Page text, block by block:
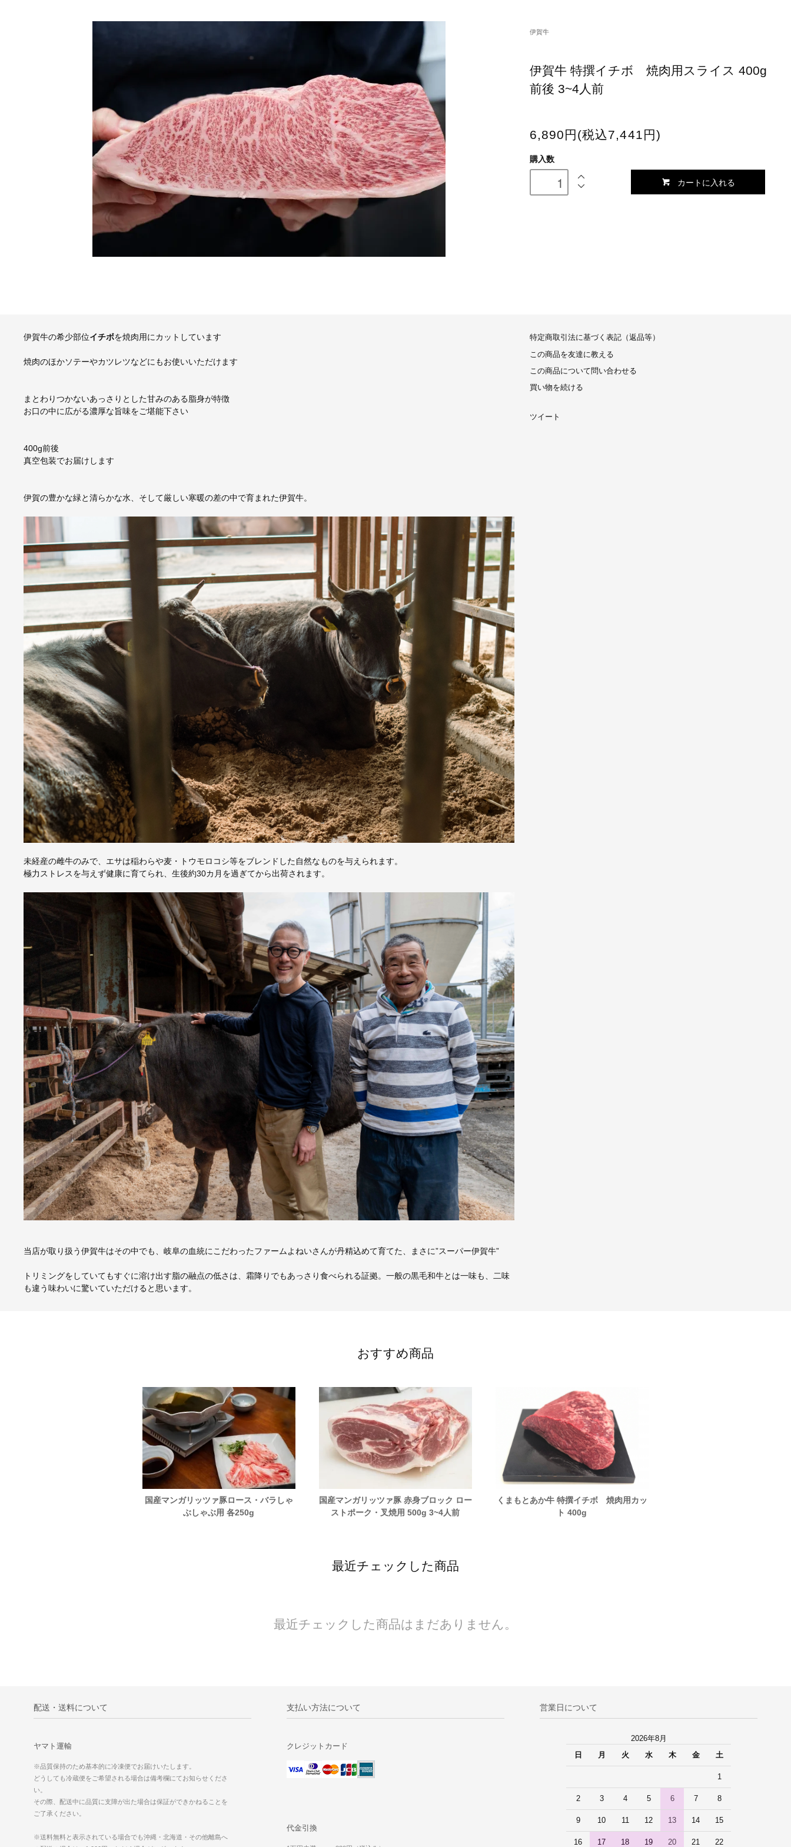
伊賀牛
伊賀牛 特撰イチボ 焼肉用スライス 400g
前後 3~4人前
6,890円(税込7,441円)
購入数
カートに入れる
伊賀牛の希少部位イチボを焼肉用にカットしています
焼肉のほかソテーやカツレツなどにもお使いいただけます
まとわりつかないあっさりとした甘みのある脂身が特徴
お口の中に広がる濃厚な旨味をご堪能下さい
400g前後
真空包装でお届けします
伊賀の豊かな緑と清らかな水、そして厳しい寒暖の差の中で育まれた伊賀牛。
未経産の雌牛のみで、エサは稲わらや麦・トウモロコシ等をブレンドした自然なものを与えられます。
極力ストレスを与えず健康に育てられ、生後約30カ月を過ぎてから出荷されます。
当店が取り扱う伊賀牛はその中でも、岐阜の血統にこだわったファームよねいさんが丹精込めて育てた、まさに”スーパー伊賀牛”
トリミングをしていてもすぐに溶け出す脂の融点の低さは、霜降りでもあっさり食べられる証拠。一般の黒毛和牛とは一味も、二味
も違う味わいに驚いていただけると思います。
特定商取引法に基づく表記（返品等）
この商品を友達に教える
この商品について問い合わせる
買い物を続ける
ツイート
おすすめ商品
国産マンガリッツァ豚ロース・バラしゃ
ぶしゃぶ用 各250g
国産マンガリッツァ豚 赤身ブロック ロー
ストポーク・叉焼用 500g 3~4人前
くまもとあか牛 特撰イチボ 焼肉用カッ
ト 400g
最近チェックした商品
最近チェックした商品はまだありません。
配送・送料について
ヤマト運輸
※品質保持のため基本的に冷凍便でお届けいたします。
どうしても冷蔵便をご希望される場合は備考欄にてお知らせくださ
い。
その際、配送中に品質に支障が出た場合は保証ができかねることを
ご了承ください。
※送料無料と表示されている場合でも沖縄・北海道・その他離島へ
支払い方法について
クレジットカード
代金引換
営業日について
2026年8月
日
月 火 水 木 金 土
1
2 3 4 5 6 7 8
9 10 11 12 13 14 15
16 17 18 19 20 21 22